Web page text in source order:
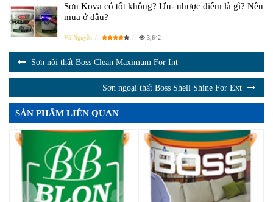
Sơn Kova có tốt không? Ưu- nhược điểm là gì? Nên
mua ở đâu?
Vũ Nguyễn 3,642
Sơn nội thất Boss Clean Maximum For Int
Sơn ngoại thất Boss Shell Shine For Ext
SẢN PHẨM LIÊN QUAN